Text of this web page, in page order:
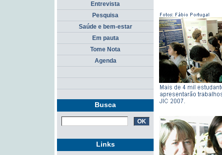
Entrevista
Pesquisa
Saúde e bem-estar
Em pauta
Tome Nota
Agenda
Busca
Links